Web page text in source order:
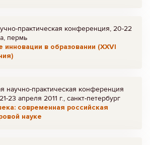
практическая конференция, 20-22
пермь
инновации в образовании (XXVI
научно-практическая конференция
23 апреля 2011 г., санкт-петербург
современная российская
науке